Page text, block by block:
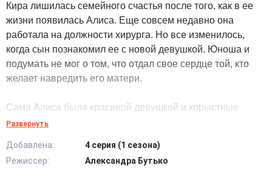
Кира лишилась семейного счастья после того, как в ее
жизни появилась Алиса. Еще совсем недавно она
работала на должности хирурга. Но все изменилось,
когда сын познакомил ее с новой девушкой. Юноша и
подумать не мог о том, что отдал свое сердце той, кто
желает навредить его матери.
Сама Алиса была красивой девушкой и корыстные
намерения было тяжело распознать. Но в один момент
проходила курс лечения у Киры. И во время процедуры
главная героиня совершает ошибку. А сама Алиса в
Развернуть
Добавлена:
4 серия (1 сезона)
Режиссер:
Александра Бутько